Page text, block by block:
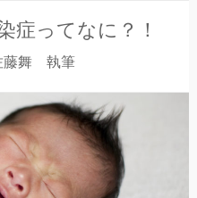
症ってなに？！
藤舞 執筆